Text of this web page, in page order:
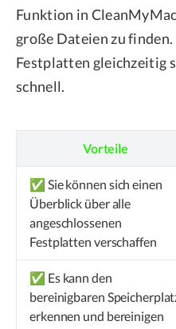
Funktion in
große Dateien zu finden.
Festplatten gleichzeitig
schnell.
Vorteile
✅ Sie können sich einen
Überblick über alle
angeschlossenen
Festplatten verschaffen
✅ Es kann den
bereinigbaren
erkennen und bereinigen